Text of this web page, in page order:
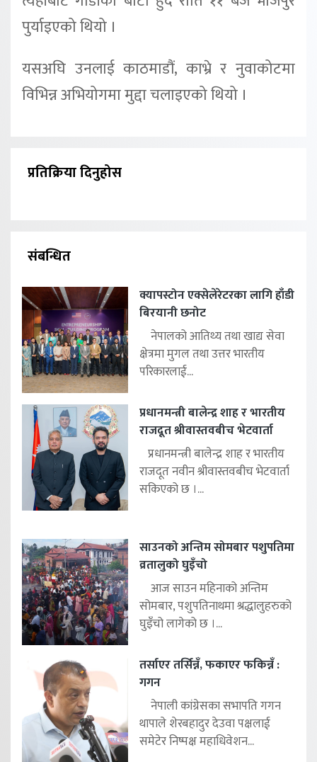
पुर्याइएको थियो ।
यसअघि उनलाई काठमाडौं, काभ्रे र नुवाकोटमा
विभिन्न अभियोगमा मुद्दा चलाइएको थियो ।
प्रतिक्रिया दिनुहोस
संबन्धित
क्यापस्टोन एक्सेलेरेटरका लागि हाँडी
बिरयानी छनोट
नेपालको आतिथ्य तथा खाद्य सेवा
क्षेत्रमा मुगल तथा उत्तर भारतीय
परिकारलाई...
प्रधानमन्त्री बालेन्द्र शाह र भारतीय
राजदूत श्रीवास्तवबीच भेटवार्ता
प्रधानमन्त्री बालेन्द्र शाह र भारतीय
राजदूत नवीन श्रीवास्तवबीच भेटवार्ता
सकिएको छ ।...
साउनको अन्तिम सोमबार पशुपतिमा
व्रतालुको घुइँचो
आज साउन महिनाको अन्तिम
सोमबार, पशुपतिनाथमा श्रद्धालुहरुको
घुइँचो लागेको छ ।...
तर्साएर तर्सिन्नँ, फकाएर फकिन्नँ :
गगन
नेपाली कांग्रेसका सभापति गगन
थापाले शेरबहादुर देउवा पक्षलाई
समेटेर निष्पक्ष महाधिवेशन...